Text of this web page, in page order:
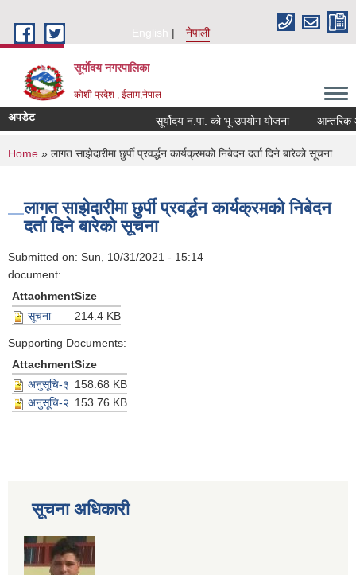
English
नेपाली
सूर्याेदय नगरपालिका
कोशी प्रदेश , ईलाम,नेपाल
अपडेट सूर्योदय न.पा. को भू-उपयोग योजना आन्तरिक
You are here
Home » लागत साझेदारीमा छुर्पी प्रवर्द्धन कार्यक्रमको निबेदन दर्ता दिने बारेको सूचना
लागत साझेदारीमा छुर्पी प्रवर्द्धन कार्यक्रमको निबेदन
दर्ता दिने बारेको सूचना
Submitted on: Sun, 10/31/2021 - 15:14
document:
AttachmentSize
सूचना
214.4 KB
Supporting Documents:
AttachmentSize
अनुसूचि-३ 158.68 KB
अनुसूचि-२ 153.76 KB
सूचना अधिकारी